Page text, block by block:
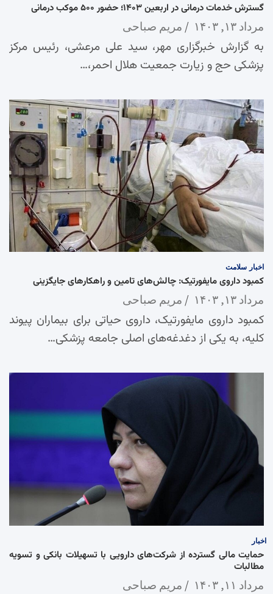
گسترش خدمات درمانی در اربعین ۱۴۰۳؛ حضور ۵۰۰ موکب درمانی
مرداد ۱۳, ۱۴۰۳ مریم صباحی
به گزارش خبرگزاری مهر، سید علی مرعشی، رئیس مرکز
پزشکی حج و زیارت جمعیت هلال احمر،…
اخبار سلامت
کمبود داروی مایفورتیک: چالش‌های تامین و راهکارهای جایگزینی
مرداد ۱۳, ۱۴۰۳ مریم صباحی
کمبود داروی مایفورتیک، داروی حیاتی برای بیماران پیوند
کلیه، به یکی از دغدغه‌های اصلی جامعه پزشکی…
اخبار
حمایت مالی گسترده از شرکت‌های دارویی با تسهیلات بانکی و تسویه
مطالبات
مرداد ۱۱, ۱۴۰۳ مریم صباحی